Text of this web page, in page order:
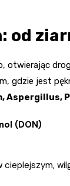
od
otwierając
gdzie jest
Aspergillus,
(DON)
cieplejszym,